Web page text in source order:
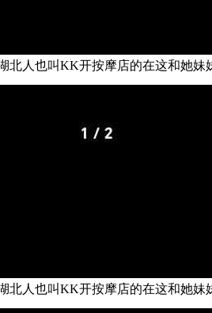
北人也叫KK开按摩店的在这和她妹
北人也叫KK开按摩店的在这和她妹